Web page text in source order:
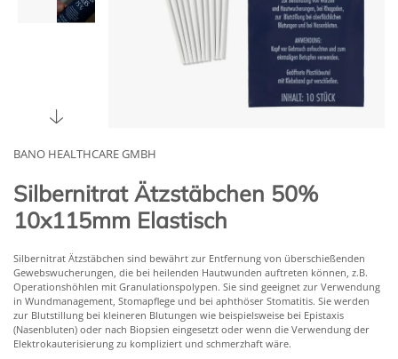
BANO HEALTHCARE GMBH
Silbernitrat Ätzstäbchen 50%
10x115mm Elastisch
Silbernitrat Ätzstäbchen sind bewährt zur Entfernung von überschießenden
Gewebswucherungen, die bei heilenden Hautwunden auftreten können, z.B.
Operationshöhlen mit Granulationspolypen. Sie sind geeignet zur Verwendung
in Wundmanagement, Stomapflege und bei aphthöser Stomatitis. Sie werden
zur Blutstillung bei kleineren Blutungen wie beispielsweise bei Epistaxis
(Nasenbluten) oder nach Biopsien eingesetzt oder wenn die Verwendung der
Elektrokauterisierung zu kompliziert und schmerzhaft wäre.